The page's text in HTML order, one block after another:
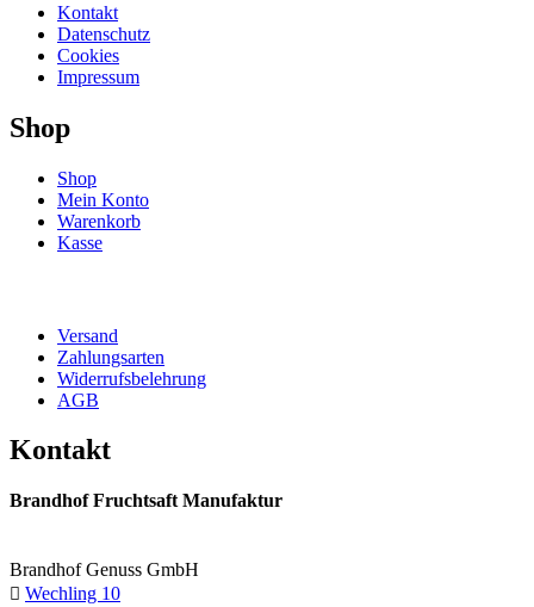
Kontakt
Datenschutz
Cookies
Impressum
Shop
Shop
Mein Konto
Warenkorb
Kasse
Versand
Zahlungsarten
Widerrufsbelehrung
AGB
Kontakt
Brandhof Fruchtsaft Manufaktur
Brandhof Genuss GmbH
 Wechling 10